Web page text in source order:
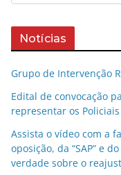
Notícias
Grupo de Intervenção
Edital de convocação
representar os
Assista o vídeo com a
oposição, da “SAP” e
verdade sobre o